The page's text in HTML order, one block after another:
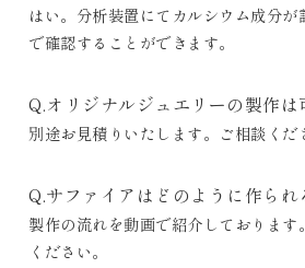
はい。分析装置にてカルシウム成分
で確認することができます。
Q.オリジナルジュエリーの製作は
別途お見積りいたします。ご相談くだ
Q.サファイアはどのように作られ
製作の流れを動画で紹介しておりま
ください。